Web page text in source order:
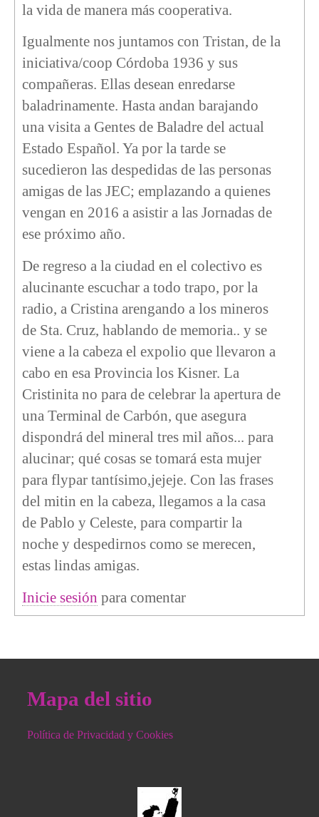
la vida de manera más cooperativa.
Igualmente nos juntamos con Tristan, de la
iniciativa/coop Córdoba 1936 y sus
compañeras. Ellas desean enredarse
baladrinamente. Hasta andan barajando
una visita a Gentes de Baladre del actual
Estado Español. Ya por la tarde se
sucedieron las despedidas de las personas
amigas de las JEC; emplazando a quienes
vengan en 2016 a asistir a las Jornadas de
ese próximo año.
De regreso a la ciudad en el colectivo es
alucinante escuchar a todo trapo, por la
radio, a Cristina arengando a los mineros
de Sta. Cruz, hablando de memoria.. y se
viene a la cabeza el expolio que llevaron a
cabo en esa Provincia los Kisner. La
Cristinita no para de celebrar la apertura de
una Terminal de Carbón, que asegura
dispondrá del mineral tres mil años... para
alucinar; qué cosas se tomará esta mujer
para flypar tantísimo,jejeje. Con las frases
del mitin en la cabeza, llegamos a la casa
de Pablo y Celeste, para compartir la
noche y despedirnos como se merecen,
estas lindas amigas.
Inicie sesión para comentar
Mapa del sitio
Política de Privacidad y Cookies